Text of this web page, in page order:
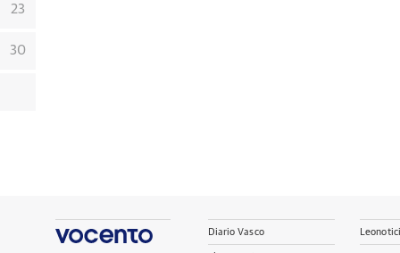
23
30
Diario Vasco